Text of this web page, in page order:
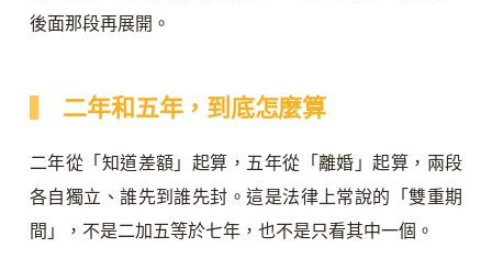
後面那段再展開。
二年和五年，到底怎麼算
二年從「知道差額」起算，五年從「離婚」起算，兩段
各自獨立、誰先到誰先封。這是法律上常說的「雙重期
間」，不是二加五等於七年，也不是只看其中一個。